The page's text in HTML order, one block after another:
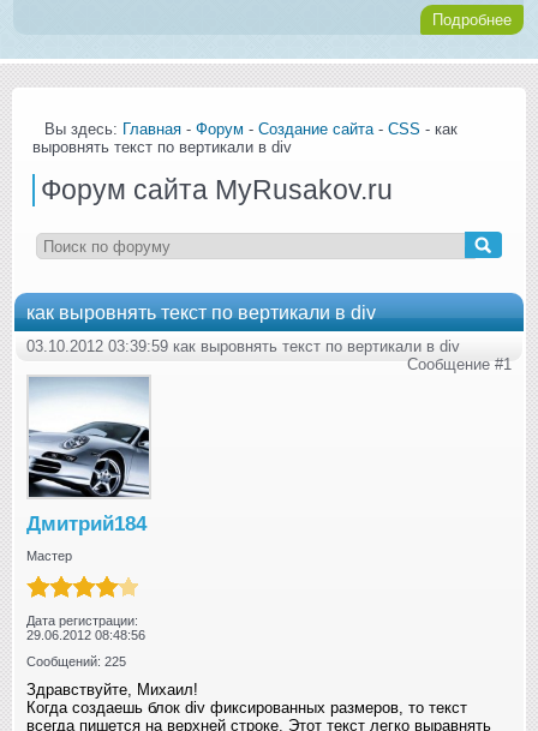
Подробнее
Вы здесь: Главная - Форум - Создание сайта - CSS - как
выровнять текст по вертикали в div
Форум сайта MyRusakov.ru
как выровнять текст по вертикали в div
03.10.2012 03:39:59 как выровнять текст по вертикали в div
Сообщение #1
Дмитрий184
Мастер
Дата регистрации:
29.06.2012 08:48:56
Сообщений: 225
Здравствуйте, Михаил!
Когда создаешь блок div фиксированных размеров, то текст
всегда пишется на верхней строке. Этот текст легко выравнять